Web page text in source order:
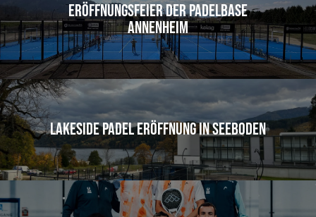
Eröffnungsfeier der Padelbase
Annenheim
Lakeside Padel Eröffnung in Seeboden